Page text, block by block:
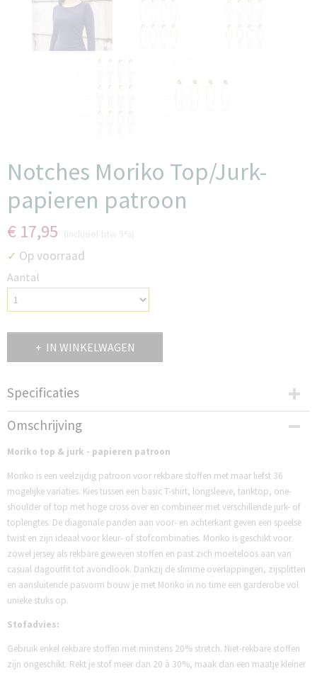
Notches Moriko Top/Jurk-
papieren patroon
€ 17,95
✓ Op voorraad
Aantal
IN WINKELWAGEN
Specificaties
Productcode
NMT15
Omschrijving
Moriko top & jurk - papieren patroon
Moriko is een veelzijdig patroon voor rekbare stoffen met maar liefst 36
mogelijke variaties. Kies tussen een basic T-shirt, longsleeve, tanktop, one-
shoulder of top met hoge cross over en combineer met verschillende jurk- of
top­lengtes. De diagonale panden aan voor- en achterkant geven een speelse
twist en zijn ideaal voor kleur- of stofcombinaties. Moriko is geschikt voor
zowel jersey als rekbare geweven stoffen en past zich moeiteloos aan van
casual dagoutfit tot avondlook. Dankzij de slimme overlappingen, zijsplitten
en aansluitende pasvorm bouw je met Moriko in no time een garderobe vol
unieke stuks op.
Stofadvies:
Gebruik enkel rekbare stoffen met minstens 20% stretch. Niet-rekbare stoffen
zijn ongeschikt. Rekt je stof meer dan 20 à 30%, maak dan een maatje kleiner